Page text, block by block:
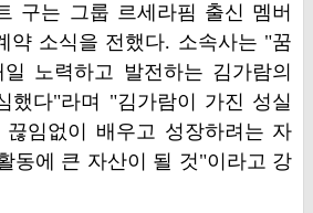
구는 그룹 르세라핌 출신 멤버
약 소식을 전했다. 소속사는 "꿈
노력하고 발전하는 김가람의
했다"라며 "김가람이 가진 성실
임없이 배우고 성장하려는 자
동에 큰 자산이 될 것"이라고 강